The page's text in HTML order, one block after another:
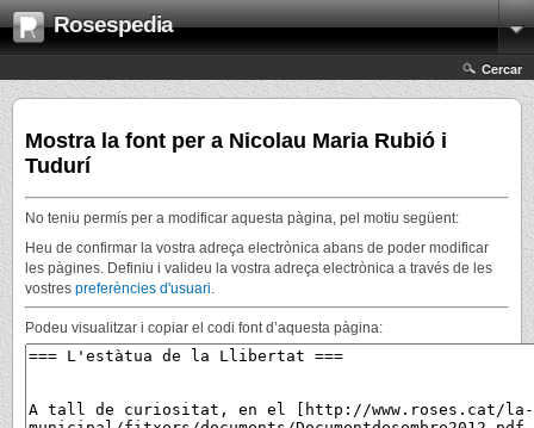
Rosespedia
Cercar
Mostra la font per a Nicolau Maria Rubió i
Tudurí
No teniu permís per a modificar aquesta pàgina, pel motiu següent:
Heu de confirmar la vostra adreça electrònica abans de poder modificar
les pàgines. Definiu i valideu la vostra adreça electrònica a través de les
vostres preferències d'usuari.
Podeu visualitzar i copiar el codi font d’aquesta pàgina: